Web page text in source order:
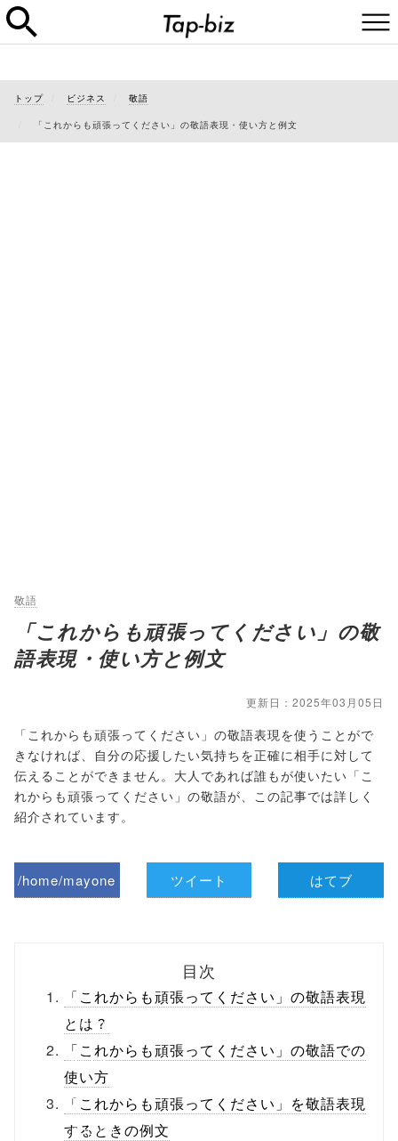
トップ ビジネス 敬語
「これからも頑張ってください」の敬語表現・使い方と例文
敬語
「これからも頑張ってください」の敬
語表現・使い方と例文
更新日：2025年03月05日
「これからも頑張ってください」の敬語表現を使うことがで
きなければ、自分の応援したい気持ちを正確に相手に対して
伝えることができません。大人であれば誰もが使いたい「こ
れからも頑張ってください」の敬語が、この記事では詳しく
紹介されています。
/home/mayone
ml/wp-
content/themes
/tapbiz_theme/
parts/sns-
buttons.php on
ツイート はてブ
目次
「これからも頑張ってください」の敬語表現
とは？
「これからも頑張ってください」の敬語での
使い方
「これからも頑張ってください」を敬語表現
するときの例文